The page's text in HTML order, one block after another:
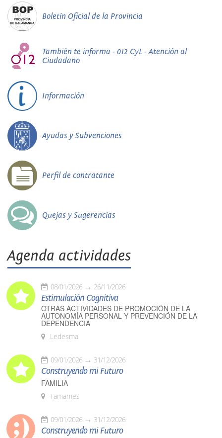
Boletín Oficial de la Provincia
También te informa - 012 CyL - Atención al
Ciudadano
Información
Ayudas y Subvenciones
Perfil de contratante
Quejas y Sugerencias
Agenda actividades
08/01/2026 26/11/2026
Estimulación Cognitiva
OTRAS ACTIVIDADES DE PROMOCIÓN DE LA
AUTONOMÍA PERSONAL Y PREVENCIÓN DE LA
DEPENDENCIA
Ledesma
09/01/2026 31/12/2026
Construyendo mi Futuro
FAMILIA
Tamames
09/01/2026 31/12/2026
Construyendo mi Futuro